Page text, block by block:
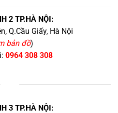
2 TP.HÀ NỘI:
Q.Cầu Giấy, Hà Nội
bản đồ)
0964 308 308
3 TP.HÀ NỘI: